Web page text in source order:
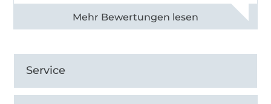
Alle 82950 Bewertungen ansehen
Service